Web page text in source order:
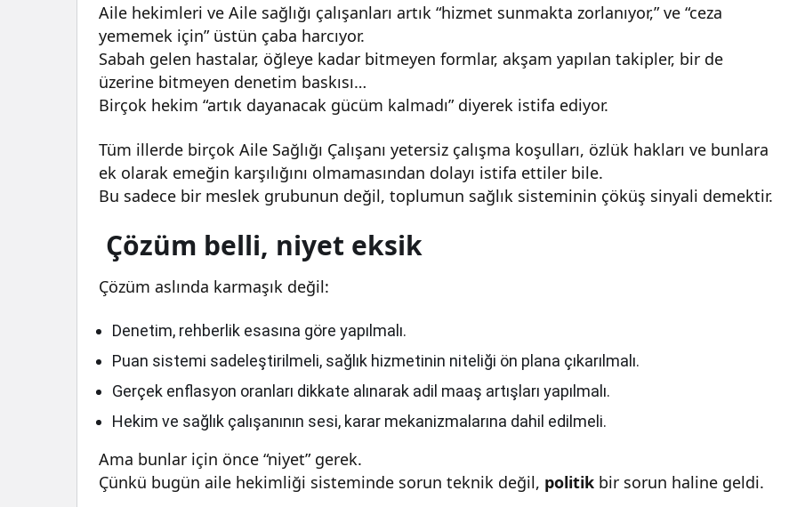
Aile hekimleri ve Aile sağlığı çalışanları artık “hizmet sunmakta zorlanıyor,” ve “ceza
yememek için” üstün çaba harcıyor.
Sabah gelen hastalar, öğleye kadar bitmeyen formlar, akşam yapılan takipler, bir de
üzerine bitmeyen denetim baskısı…
Birçok hekim “artık dayanacak gücüm kalmadı” diyerek istifa ediyor.
Tüm illerde birçok Aile Sağlığı Çalışanı yetersiz çalışma koşulları, özlük hakları ve bunlara
ek olarak emeğin karşılığını olmamasından dolayı istifa ettiler bile.
Bu sadece bir meslek grubunun değil, toplumun sağlık sisteminin çöküş sinyali demektir.
Çözüm belli, niyet eksik
Çözüm aslında karmaşık değil:
Denetim, rehberlik esasına göre yapılmalı.
Puan sistemi sadeleştirilmeli, sağlık hizmetinin niteliği ön plana çıkarılmalı.
Gerçek enflasyon oranları dikkate alınarak adil maaş artışları yapılmalı.
Hekim ve sağlık çalışanının sesi, karar mekanizmalarına dahil edilmeli.
Ama bunlar için önce “niyet” gerek.
Çünkü bugün aile hekimliği sisteminde sorun teknik değil, politik bir sorun haline geldi.